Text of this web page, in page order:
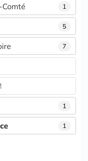
1
5
7
1
1